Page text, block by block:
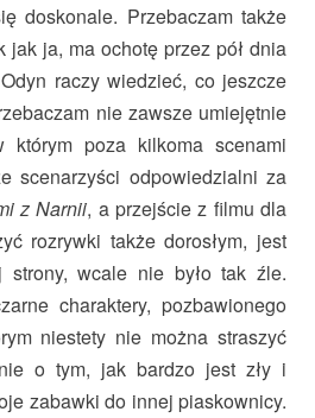
doskonale. Przebaczam także
ja, ma ochotę przez pół dnia
raczy wiedzieć, co jeszcze
nie zawsze umiejętnie
którym poza kilkoma scenami
scenarzyści odpowiedzialni za
z Narnii, a przejście z filmu dla
rozrywki także dorosłym, jest
wcale nie było tak źle.
charaktery, pozbawionego
niestety nie można straszyć
o tym, jak bardzo jest zły i
zabawki do innej piaskownicy.